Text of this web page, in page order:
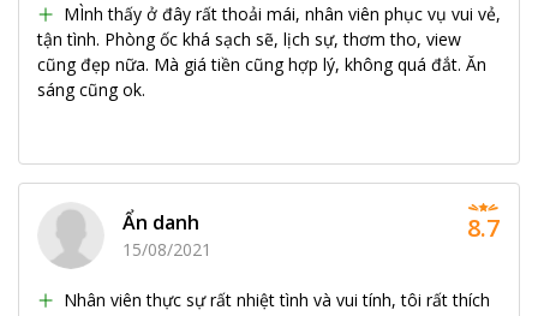
MÌnh thấy ở đây rất thoải mái, nhân viên phục vụ vui vẻ,
tận tình. Phòng ốc khá sạch sẽ, lịch sự, thơm tho, view
cũng đẹp nữa. Mà giá tiền cũng hợp lý, không quá đắt. Ăn
sáng cũng ok.
Ẩn danh
15/08/2021
Nhân viên thực sự rất nhiệt tình và vui tính, tôi rất thích
8.7